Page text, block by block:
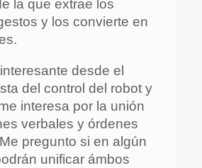
la que extrae los
y los convierte en
desde el
del control del robot y
interesa por la unión
verbales y órdenes
pregunto si en algún
unificar ámbos